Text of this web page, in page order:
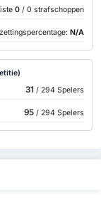
0 / 0 strafschoppen
N/A
31 / 294 Spelers
95/ 294 Spelers